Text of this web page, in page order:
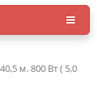
м. 800 Вт ( 5,0